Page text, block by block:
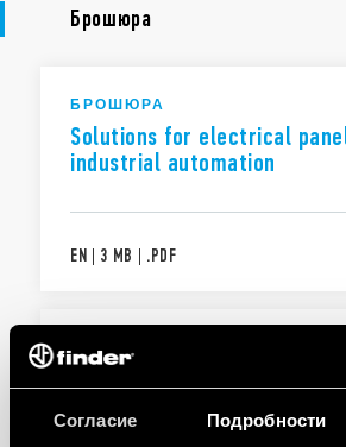
Согласие Подробности
Брошюра
БРОШЮРА
Solutions for electrical
industrial automation
EN | 3 MB | .PDF
Solutions for electrical